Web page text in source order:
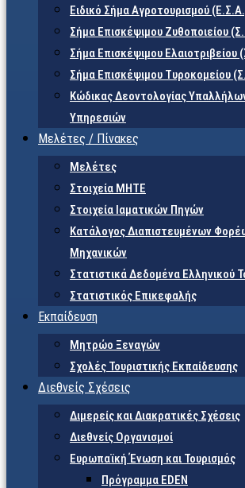
Ειδικό Σήμα Αγροτουρισμού
Σήμα Επισκέψιμου Ζυθοποιείου
Σήμα Επισκέψιμου Ελαιοτριβείου
Σήμα Επισκέψιμου Τυροκομείου
Κώδικας Δεοντολογίας
Υπηρεσιών
Μελέτες / Πίνακες
Μελέτες
Στοιχεία ΜΗΤΕ
Στοιχεία Ιαματικών Πηγών
Κατάλογος Διαπιστευμένων
Μηχανικών
Στατιστικά Δεδομένα Ελληνικού
Στατιστικός Επικεφαλής
Εκπαίδευση
Μητρώο Ξεναγών
Σχολές Τουριστικής Εκπαίδευσης
Διεθνείς Σχέσεις
Διμερείς και Διακρατικές Σχέσεις
Διεθνείς Οργανισμοί
Ευρωπαϊκή Ένωση και Τουρισμός
Πρόγραμμα EDEN